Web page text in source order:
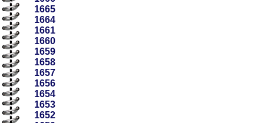
1665
1664
1661
1660
1659
1658
1657
1656
1654
1653
1652